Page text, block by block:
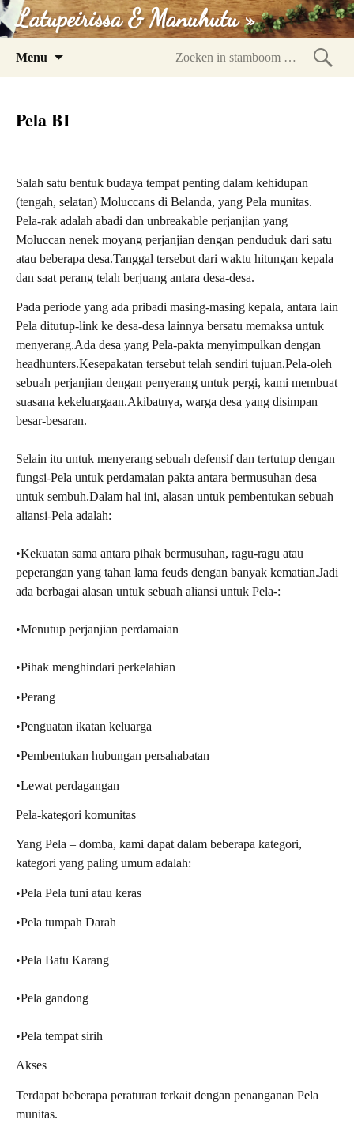
Latupeirissa & Manuhutu »
Menu
Pela BI
Salah satu bentuk budaya tempat penting dalam kehidupan
(tengah, selatan) Moluccans di Belanda, yang Pela munitas.
Pela-rak adalah abadi dan unbreakable perjanjian yang
Moluccan nenek moyang perjanjian dengan penduduk dari satu
atau beberapa desa.Tanggal tersebut dari waktu hitungan kepala
dan saat perang telah berjuang antara desa-desa.
Pada periode yang ada pribadi masing-masing kepala, antara lain
Pela ditutup-link ke desa-desa lainnya bersatu memaksa untuk
menyerang.Ada desa yang Pela-pakta menyimpulkan dengan
headhunters.Kesepakatan tersebut telah sendiri tujuan.Pela-oleh
sebuah perjanjian dengan penyerang untuk pergi, kami membuat
suasana kekeluargaan.Akibatnya, warga desa yang disimpan
besar-besaran.
Selain itu untuk menyerang sebuah defensif dan tertutup dengan
fungsi-Pela untuk perdamaian pakta antara bermusuhan desa
untuk sembuh.Dalam hal ini, alasan untuk pembentukan sebuah
aliansi-Pela adalah:
•Kekuatan sama antara pihak bermusuhan, ragu-ragu atau
peperangan yang tahan lama feuds dengan banyak kematian.Jadi
ada berbagai alasan untuk sebuah aliansi untuk Pela-:
•Menutup perjanjian perdamaian
•Pihak menghindari perkelahian
•Perang
•Penguatan ikatan keluarga
•Pembentukan hubungan persahabatan
•Lewat perdagangan
Pela-kategori komunitas
Yang Pela – domba, kami dapat dalam beberapa kategori,
kategori yang paling umum adalah:
•Pela Pela tuni atau keras
•Pela tumpah Darah
•Pela Batu Karang
•Pela gandong
•Pela tempat sirih
Akses
Terdapat beberapa peraturan terkait dengan penanganan Pela
munitas.